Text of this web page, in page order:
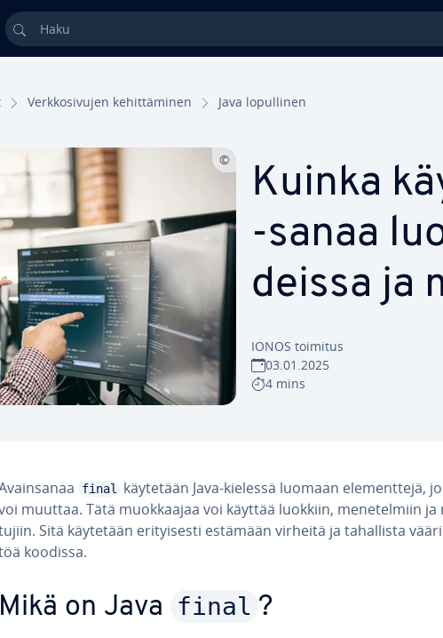
Haku
Verk­ko­si­vu­jen ke­hit­tä­mi­nen Java lo­pul­li­nen
Kuinka
-sanaa
deis­sa ja
IONOS toimitus
03.01.2025
4 mins
final
käytetään Java-kielessä luomaan ele­ment­te­jä,
muuttaa. Tätä muok­kaa­jaa voi käyttää luokkiin, me­ne­tel­miin
Sitä käytetään eri­tyi­ses­ti estämään virheitä ja ta­hal­lis­ta
koodissa.
Mikä on Java final ?